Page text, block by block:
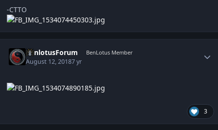
-CTTO
BenlotusForum BenLotus Member
August 12, 20187 yr
3